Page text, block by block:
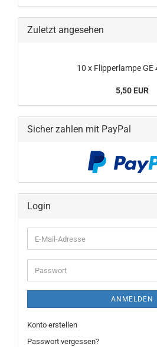
Zuletzt angesehen
10 x Flipperlampe GE
5,50 EUR
Sicher zahlen mit PayPal
Login
E-
Mail-
Adresse
Passwort
ANMELDEN
Konto erstellen
Passwort vergessen?